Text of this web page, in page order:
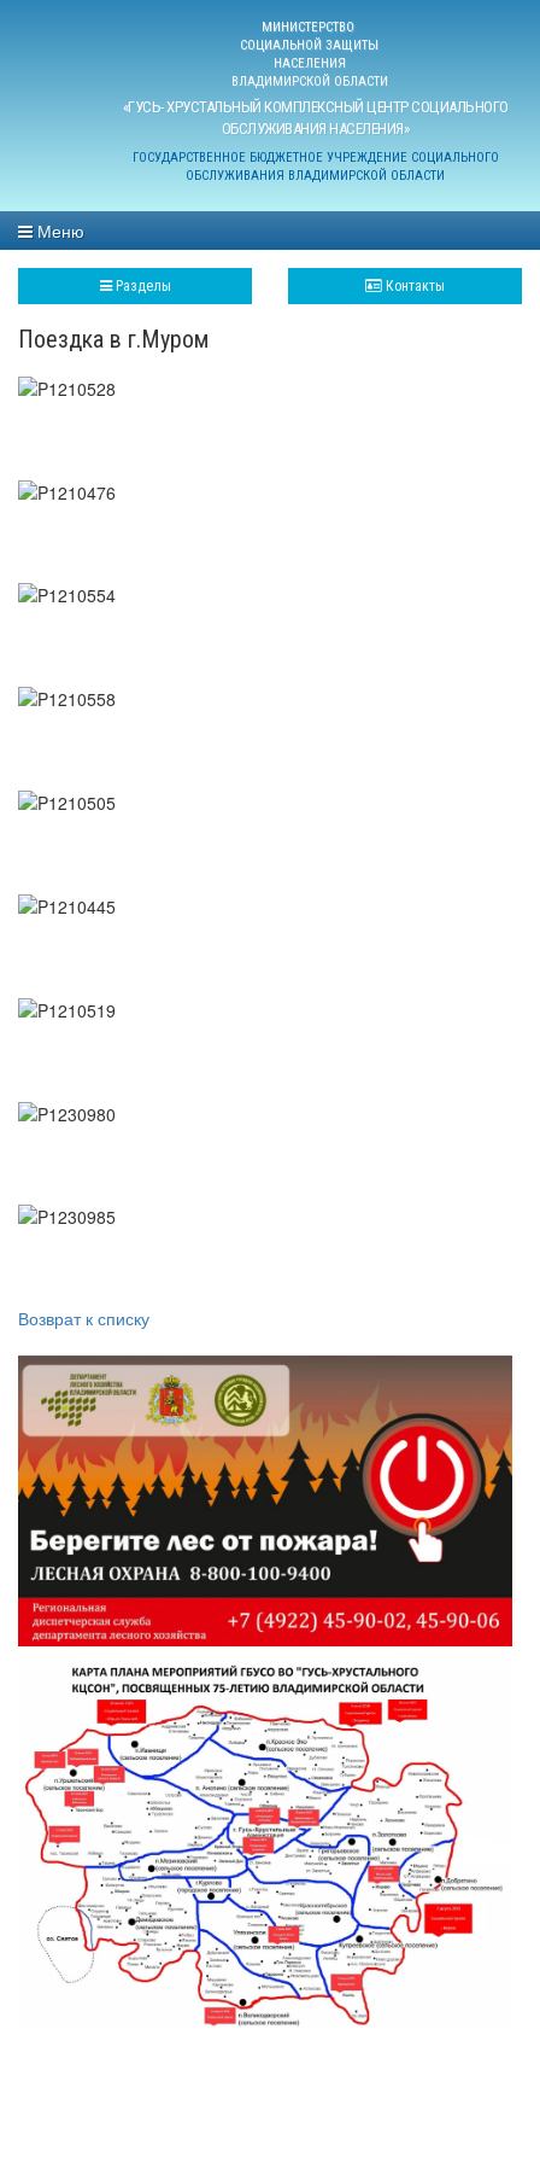
МИНИСТЕРСТВО
СОЦИАЛЬНОЙ ЗАЩИТЫ
НАСЕЛЕНИЯ
ВЛАДИМИРСКОЙ ОБЛАСТИ
«ГУСЬ- ХРУСТАЛЬНЫЙ КОМПЛЕКСНЫЙ ЦЕНТР СОЦИАЛЬНОГО
ОБСЛУЖИВАНИЯ НАСЕЛЕНИЯ»
ГОСУДАРСТВЕННОЕ БЮДЖЕТНОЕ УЧРЕЖДЕНИЕ СОЦИАЛЬНОГО
ОБСЛУЖИВАНИЯ ВЛАДИМИРСКОЙ ОБЛАСТИ
Меню
Разделы Контакты
Поездка в г.Муром
Возврат к списку